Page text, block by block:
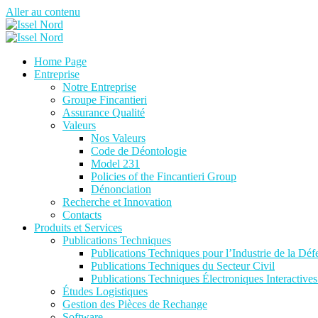
Aller au contenu
Home Page
Entreprise
Notre Entreprise
Groupe Fincantieri
Assurance Qualité
Valeurs
Nos Valeurs
Code de Déontologie
Model 231
Policies of the Fincantieri Group
Dénonciation
Recherche et Innovation
Contacts
Produits et Services
Publications Techniques
Publications Techniques pour l’Industrie de la
Publications Techniques du Secteur Civil
Publications Techniques Électroniques
Études Logistiques
Gestion des Pièces de Rechange